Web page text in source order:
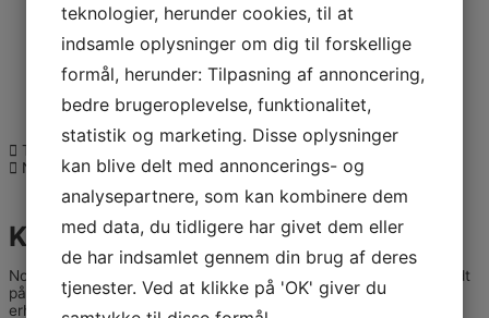
Kasper
Kjær
Hjelmager
var den nu klar
til afhenting.​
Kristensen
Tidligere
Næste
Kort om os
Notebook Værkstedet & HJ Computer er beliggende i Lyngby midt
på Djursland. Vi har siden 2008 serviceret private og små
erhvervsdrivende, inden for salg og reparation af computere,
teknologier, herunder cookies, til at
indsamle oplysninger om dig til forskellige
formål, herunder: Tilpasning af annoncering,
bedre brugeroplevelse, funktionalitet,
statistik og marketing. Disse oplysninger
kan blive delt med annoncerings- og
analysepartnere, som kan kombinere dem
med data, du tidligere har givet dem eller
de har indsamlet gennem din brug af deres
tjenester. Ved at klikke på 'OK' giver du